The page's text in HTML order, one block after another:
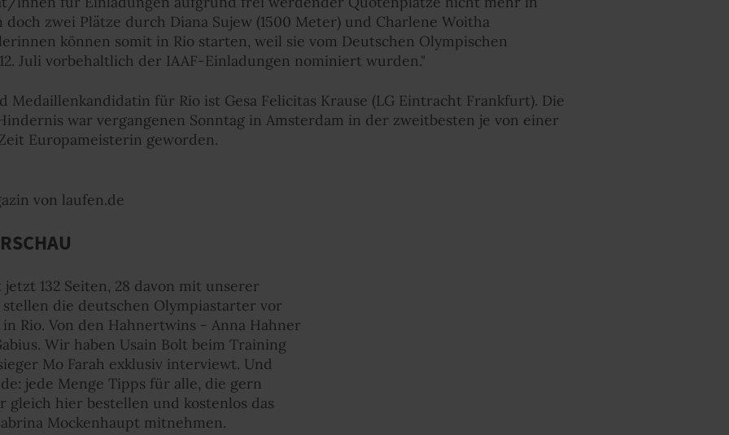
zwei Plätze durch Diana Sujew (1500 Meter) und Charlene Woitha
können somit in Rio starten, weil sie vom Deutschen Olympischen
Juli vorbehaltlich der IAAF-Einladungen nominiert wurden."
Medaillenkandidatin für Rio ist Gesa Felicitas Krause (LG Eintracht Frankfurt). Die
war vergangenen Sonntag in Amsterdam in der zweitbesten je von einer
Europameisterin geworden.
von laufen.de
132 Seiten, 28 davon mit unserer
die deutschen Olympiastarter vor
Rio. Von den Hahnertwins - Anna Hahner
Wir haben Usain Bolt beim Training
Mo Farah exklusiv interviewt. Und
jede Menge Tipps für alle, die gern
gleich hier bestellen und kostenlos das
Mockenhaupt mitnehmen.